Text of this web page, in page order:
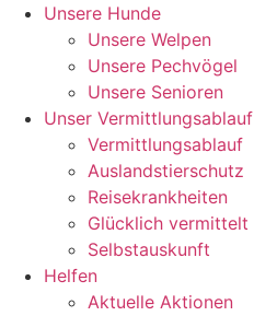
Unsere Hunde
Unsere Welpen
Unsere Pechvögel
Unsere Senioren
Unser Vermittlungsablauf
Vermittlungsablauf
Auslandstierschutz
Reisekrankheiten
Glücklich vermittelt
Selbstauskunft
Helfen
Aktuelle Aktionen